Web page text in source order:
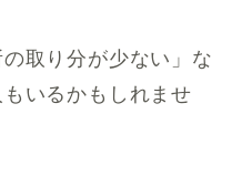
の取り分が少ない」な
いるかもしれませ